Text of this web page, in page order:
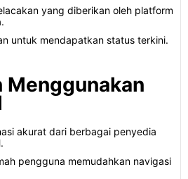
yang diberikan oleh platform
untuk mendapatkan status terkini.
Menggunakan
akurat dari berbagai penyedia
pengguna memudahkan navigasi